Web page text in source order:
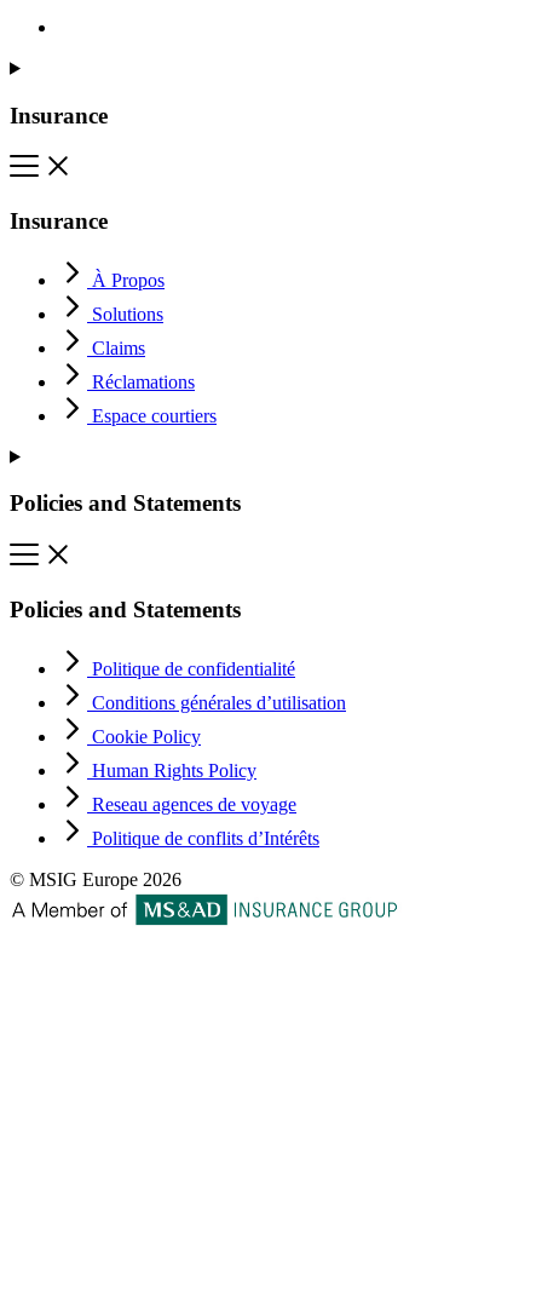
Insurance
Insurance
À Propos
Solutions
Claims
Réclamations
Espace courtiers
Policies and Statements
Policies and Statements
Politique de confidentialité
Conditions générales d’utilisation
Cookie Policy
Human Rights Policy
Reseau agences de voyage
Politique de conflits d’Intérêts
© MSIG Europe 2026